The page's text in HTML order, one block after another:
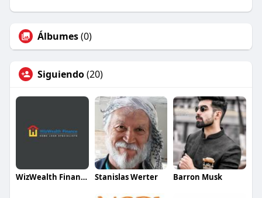
Álbumes(0)
Siguiendo(20)
WizWealth Finance Stanislas Werter Barron Musk